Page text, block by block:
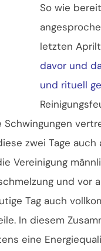
So wie
letzten
davor und
und rituell
zwei Tage
Vereinigung
und vor
Tag auch
In diesem
eine